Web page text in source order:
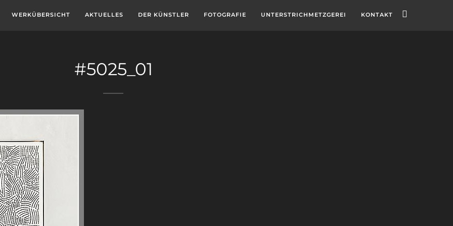
WERKÜBERSICHT AKTUELLES DER KÜNSTLER FOTOGRAFIE UNTERSTRICHMETZGEREI KONTAKT
#5025_01